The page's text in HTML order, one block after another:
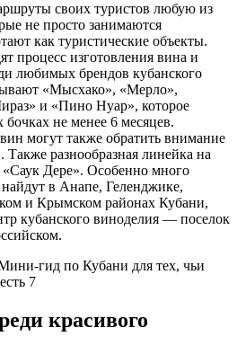
своих туристов любую из
не просто занимаются
как туристические объекты.
процесс изготовления вина и
любимых брендов кубанского
«Мысхако», «Мерло»,
и «Пино Нуар», которое
не менее 6 месяцев.
могут также обратить внимание
разнообразная линейка на
«Саук Дере». Особенно много
в Анапе, Геленджике,
и Крымском районах Кубани,
кубанского виноделия — поселок
красивого